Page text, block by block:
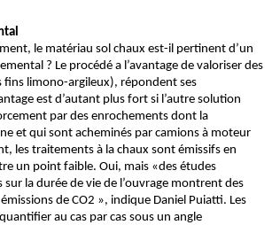
le matériau sol chaux est-il pertinent d’un
? Le procédé a l’avantage de valoriser des
fins limono-argileux), répondent ses
est d’autant plus fort si l’autre solution
par des enrochements dont la
et qui sont acheminés par camions à moteur
les traitements à la chaux sont émissifs en
un point faible. Oui, mais «des études
sur la durée de vie de l’ouvrage montrent des
de CO2 », indique Daniel Puiatti. Les
au cas par cas sous un angle